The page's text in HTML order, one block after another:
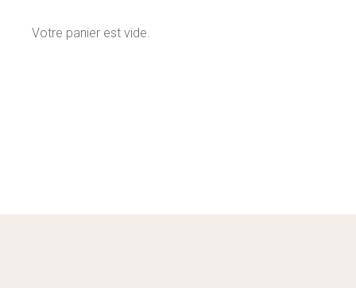
Votre panier est vide.